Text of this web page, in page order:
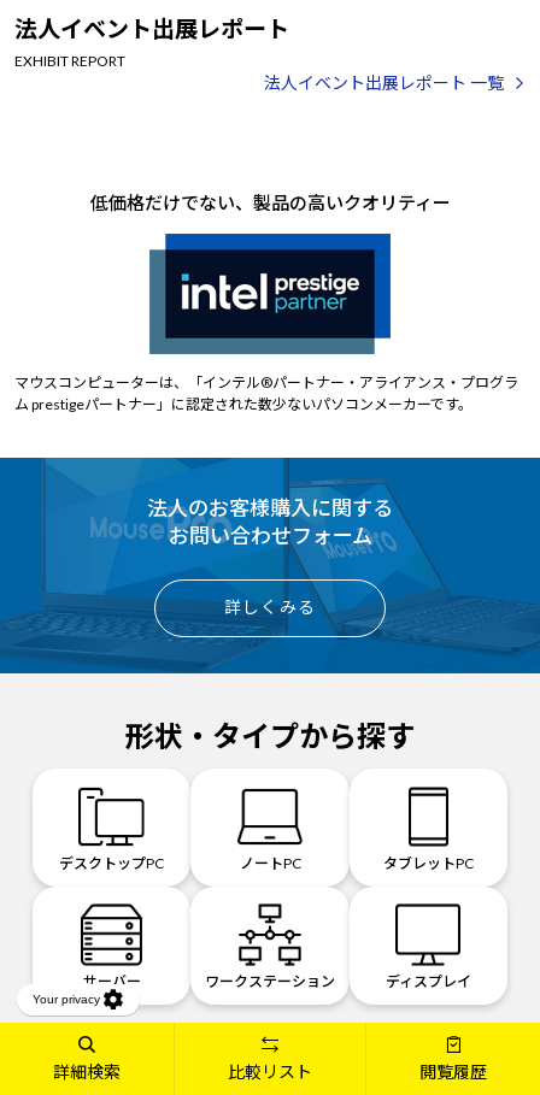
法人イベント出展レポート
EXHIBIT REPORT
法人イベント出展レポート 一覧
低価格だけでない、製品の高いクオリティー
マウスコンピューターは、「インテル®パートナー・アライアンス・プログラ
ム prestigeパートナー」に認定された数少ないパソコンメーカーです。
法人のお客様購入に関する
お問い合わせフォーム
詳しくみる
形状・タイプから探す
デスクトップPC ノートPC タブレットPC
サーバー ワークステーション ディスプレイ
詳細検索 比較リスト 閲覧履歴